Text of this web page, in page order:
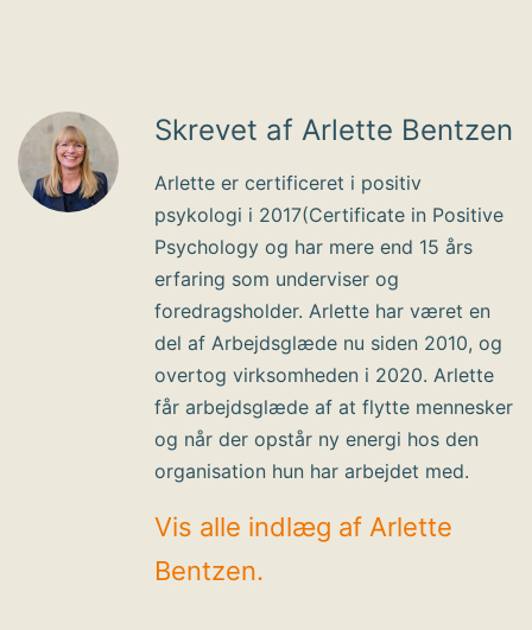
Skrevet af Arlette Bentzen
Arlette er certificeret i positiv
psykologi i 2017(Certificate in Positive
Psychology og har mere end 15 års
erfaring som underviser og
foredragsholder. Arlette har været en
del af Arbejdsglæde nu siden 2010, og
overtog virksomheden i 2020. Arlette
får arbejdsglæde af at flytte mennesker
og når der opstår ny energi hos den
organisation hun har arbejdet med.
Vis alle indlæg af Arlette
Bentzen.